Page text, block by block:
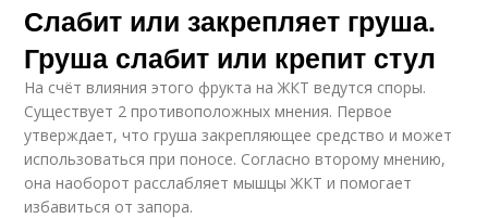
Слабит или закрепляет груша.
Груша слабит или крепит стул
На счёт влияния этого фрукта на ЖКТ ведутся споры.
Существует 2 противоположных мнения. Первое
утверждает, что груша закрепляющее средство и может
использоваться при поносе. Согласно второму мнению,
она наоборот расслабляет мышцы ЖКТ и помогает
избавиться от запора.